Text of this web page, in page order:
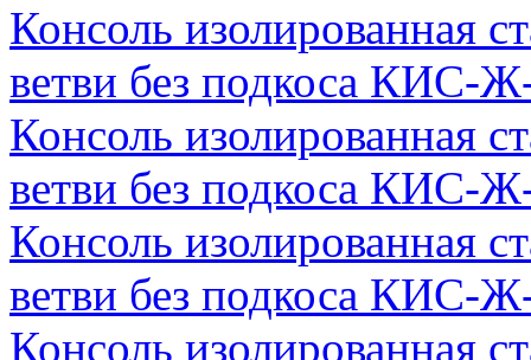
Консоль изолированная
ветви без подкоса КИС-
Консоль изолированная
ветви без подкоса КИС-
Консоль изолированная
ветви без подкоса КИС-
Консоль изолированная